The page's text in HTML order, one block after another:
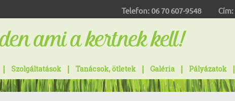
Telefon:06 70 607-9548 Cím:
Szolgáltatások Tanácsok, ötletek Galéria Pályázatok